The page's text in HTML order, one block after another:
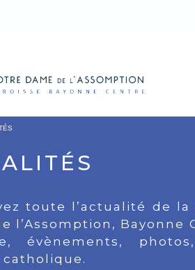
toute l’actualité de la
l’Assomption, Bayonne
évènements,
catholique.